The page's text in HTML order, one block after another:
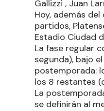
Gallizzi , Juan
Hoy, además
partidos,
Estadio Ciudad
La fase regular
segunda), bajo
postemporada:
los 8 restantes
La
se definirán al